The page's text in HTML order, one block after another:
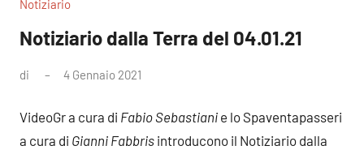
Notiziario
Notiziario dalla Terra del 04.01.21
di 4 Gennaio 2021
VideoGr a cura di Fabio Sebastiani e lo Spaventapasseri
a cura di Gianni Fabbris introducono il Notiziario dalla